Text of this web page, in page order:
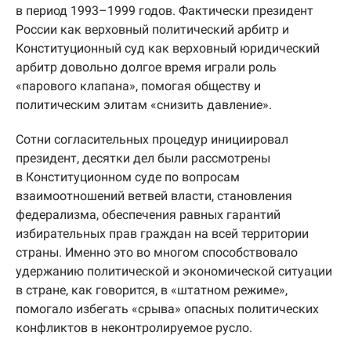
в период 1993–1999 годов. Фактически президент
России как верховный политический арбитр и
Конституционный суд как верховный юридический
арбитр довольно долгое время играли роль
«парового клапана», помогая обществу и
политическим элитам «снизить давление».
Сотни согласительных процедур инициировал
президент, десятки дел были рассмотрены
в Конституционном суде по вопросам
взаимоотношений ветвей власти, становления
федерализма, обеспечения равных гарантий
избирательных прав граждан на всей территории
страны. Именно это во многом способствовало
удержанию политической и экономической ситуации
в стране, как говорится, в «штатном режиме»,
помогало избегать «срыва» опасных политических
конфликтов в неконтролируемое русло.